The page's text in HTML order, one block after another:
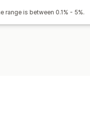
range is between 0.1% - 5%.